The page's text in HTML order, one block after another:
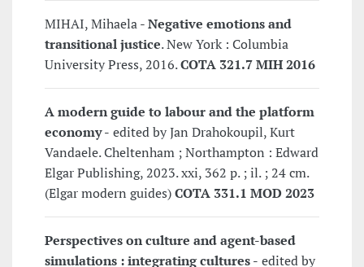
MIHAI, Mihaela -Negative emotions and
transitional justice. New York : Columbia
University Press, 2016.COTA 321.7 MIH 2016
A modern guide to labour and the platform
economy - edited by Jan Drahokoupil, Kurt
Vandaele. Cheltenham ; Northampton : Edward
Elgar Publishing, 2023. xxi, 362 p. ; il. ; 24 cm.
(Elgar modern guides)COTA 331.1 MOD 2023
Perspectives on culture and agent-based
simulations : integrating cultures - edited by